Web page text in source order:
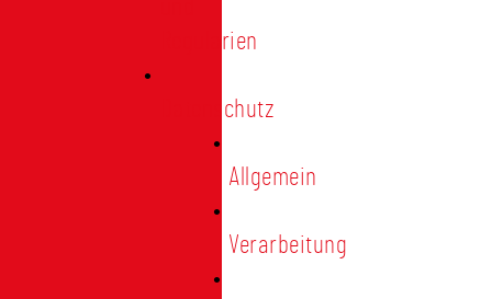
Regularien
Datenschutz
Allgemein
Verarbeitung